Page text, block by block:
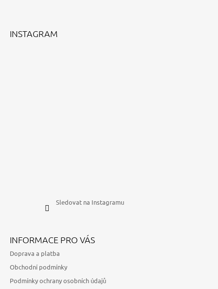
INSTAGRAM
Sledovat na Instagramu
INFORMACE PRO VÁS
Doprava a platba
Obchodní podmínky
Podmínky ochrany osobních údajů